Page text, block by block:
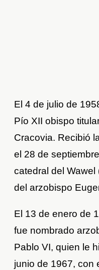
El 4 de julio de
Pío XII obispo
Cracovia. Recibió
el 28 de
catedral del
del arzobispo
El 13 de enero de
fue nombrado
Pablo VI, quien le
junio de 1967, con